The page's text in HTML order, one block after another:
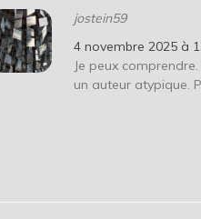
jostein59
4 novembre 2025 à
Je peux
un auteur atypique.